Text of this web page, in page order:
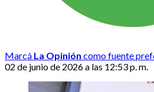
Marcá La Opinión como fuente
02 de junio de 2026 a las 12:53 p. m.